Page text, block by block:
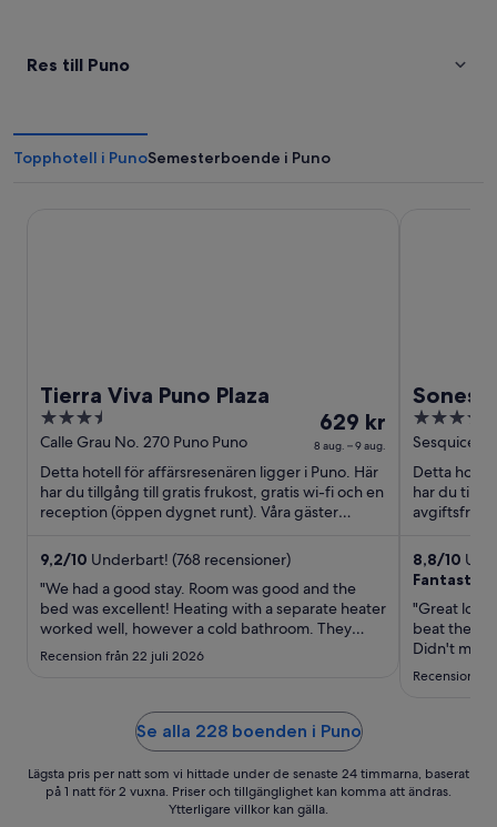
Res till Puno
Topphotell i PunoSemesterboende i Puno
Tierra Viva Puno Plaza
3.5
out
of
5
Calle Grau No. 270 Puno Puno
Priset
är
629 kr
per
natt
aug.
och
9
629 kr
8 aug. – 9 aug.
Detta hotell för affärsresenären ligger i Puno. Här
har du tillgång till gratis frukost, gratis wi-fi och en
reception (öppen dygnet runt). Våra gäster
9,2/10 Underbart! (768 recensioner)
"We had a good stay. Room was good and the
bed was excellent! Heating with a separate heater
worked well, however a cold bathroom. They
could really improve the breakfast, since
scrambled eggs were cold and juice was not
the room since only one outlet ..."
Recension från 22 juli 2026
4
out
of
5
Detta hotell
har du
avgiftsfri
8,8/10
Fantastic
"Great
beat the
Didn't mind
taxis
Recension
Se alla 228 boenden i Puno
Lägsta pris per natt som vi hittade under de senaste 24 timmarna, baserat
på 1 natt för 2 vuxna. Priser och tillgänglighet kan komma att ändras.
Ytterligare villkor kan gälla.